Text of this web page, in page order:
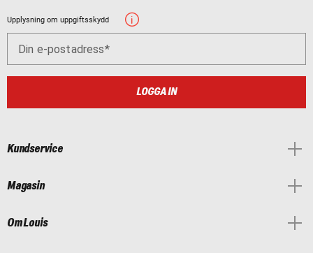
Upplysning om uppgiftsskydd
Din e-postadress
LOGGA IN
Kundservice
Magasin
Om Louis